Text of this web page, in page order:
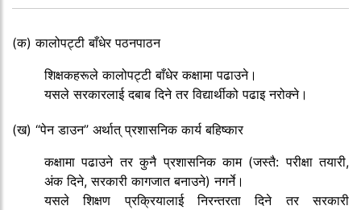
(क) कालोपट्टी बाँधेर पठनपाठन
शिक्षकहरूले कालोपट्टी बाँधेर कक्षामा पढाउने।
यसले सरकारलाई दबाब दिने तर विद्यार्थीको पढाइ नरोक्ने।
(ख) “पेन डाउन” अर्थात् प्रशासनिक कार्य बहिष्कार
कक्षामा पढाउने तर कुनै प्रशासनिक काम (जस्तै: परीक्षा तयारी,
अंक दिने, सरकारी कागजात बनाउने) नगर्ने।
यसले शिक्षण प्रक्रियालाई निरन्तरता दिने तर सरकारी